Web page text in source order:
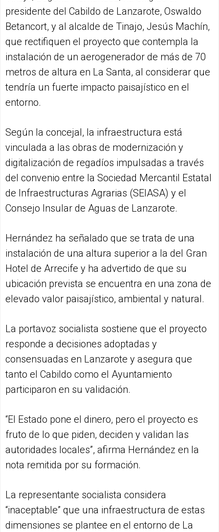
presidente del Cabildo de Lanzarote, Oswaldo
Betancort, y al alcalde de Tinajo, Jesús Machín,
que rectifiquen el proyecto que contempla la
instalación de un aerogenerador de más de 70
metros de altura en La Santa, al considerar que
tendría un fuerte impacto paisajístico en el
entorno.
Según la concejal, la infraestructura está
vinculada a las obras de modernización y
digitalización de regadíos impulsadas a través
del convenio entre la Sociedad Mercantil Estatal
de Infraestructuras Agrarias (SEIASA) y el
Consejo Insular de Aguas de Lanzarote.
Hernández ha señalado que se trata de una
instalación de una altura superior a la del Gran
Hotel de Arrecife y ha advertido de que su
ubicación prevista se encuentra en una zona de
elevado valor paisajístico, ambiental y natural.
La portavoz socialista sostiene que el proyecto
responde a decisiones adoptadas y
consensuadas en Lanzarote y asegura que
tanto el Cabildo como el Ayuntamiento
participaron en su validación.
“El Estado pone el dinero, pero el proyecto es
fruto de lo que piden, deciden y validan las
autoridades locales”, afirma Hernández en la
nota remitida por su formación.
La representante socialista considera
“inaceptable” que una infraestructura de estas
dimensiones se plantee en el entorno de La